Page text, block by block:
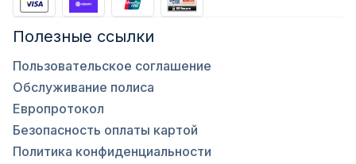
Полезные ссылки
Пользовательское соглашение
Обслуживание полиса
Европротокол
Безопасность оплаты картой
Политика конфиденциальности